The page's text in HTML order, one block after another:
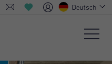
Deutsch